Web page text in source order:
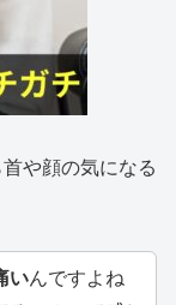
や顔の気になる
いんですよね